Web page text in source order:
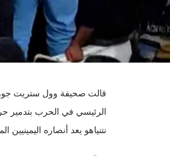
قالت صحيفة وول ستريت
الرئيسي في الحرب بتدمير
نتنياهو يعد أنصاره